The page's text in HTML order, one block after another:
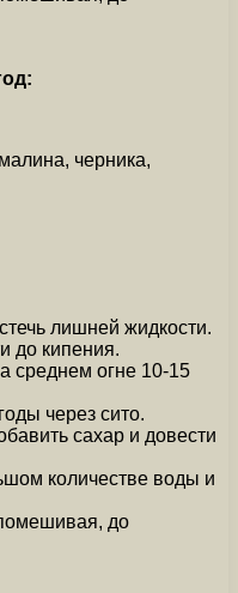
черника,
лишней жидкости.
до кипения.
среднем огне 10-15
через сито.
сахар и довести
количестве воды и
до